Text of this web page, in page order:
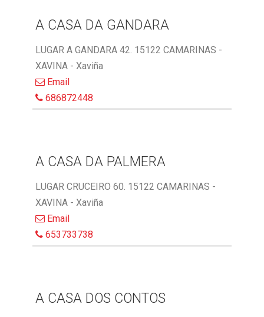
A CASA DA GANDARA
LUGAR A GANDARA 42. 15122 CAMARINAS -
XAVINA - Xaviña
Email
686872448
A CASA DA PALMERA
LUGAR CRUCEIRO 60. 15122 CAMARINAS -
XAVINA - Xaviña
Email
653733738
A CASA DOS CONTOS